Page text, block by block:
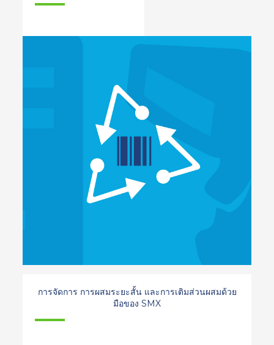
การจัดการ การผสมระยะสั้น และการเติมส่วนผสมด้วย
มือของ SMX